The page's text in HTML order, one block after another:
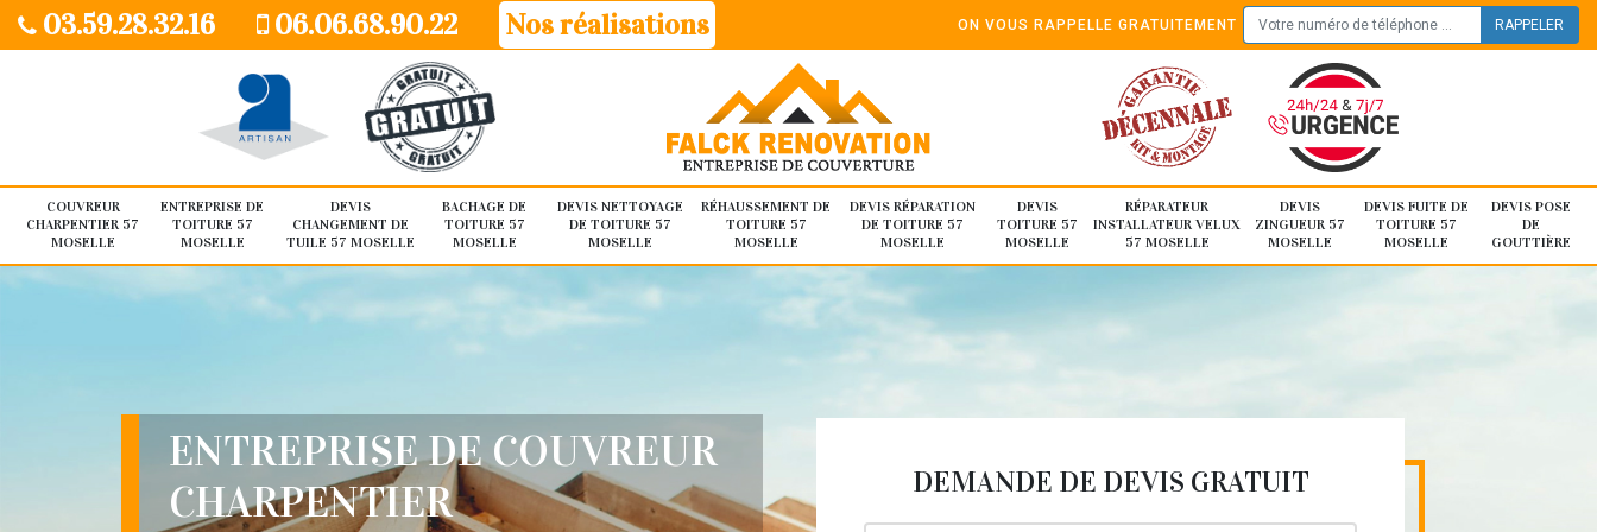
03.59.28.32.16 06.06.68.90.22 Nos réalisations ON VOUS RAPPELLE GRATUITEMENT
COUVREUR
CHARPENTIER 57
MOSELLE
ENTREPRISE DE
TOITURE 57
MOSELLE
DEVIS
CHANGEMENT DE
TUILE 57 MOSELLE
BACHAGE DE
TOITURE 57
MOSELLE
DEVIS NETTOYAGE
DE TOITURE 57
MOSELLE
RÉHAUSSEMENT DE
TOITURE 57
MOSELLE
DEVIS RÉPARATION
DE TOITURE 57
MOSELLE
DEVIS
TOITURE 57
MOSELLE
RÉPARATEUR
INSTALLATEUR VELUX
57 MOSELLE
DEVIS
ZINGUEUR 57
MOSELLE
DEVIS FUITE DE
TOITURE 57
MOSELLE
DEVIS POSE
DE
GOUTTIÈRE
ENTREPRISE DE COUVREUR
CHARPENTIER
DEMANDE DE DEVIS GRATUIT